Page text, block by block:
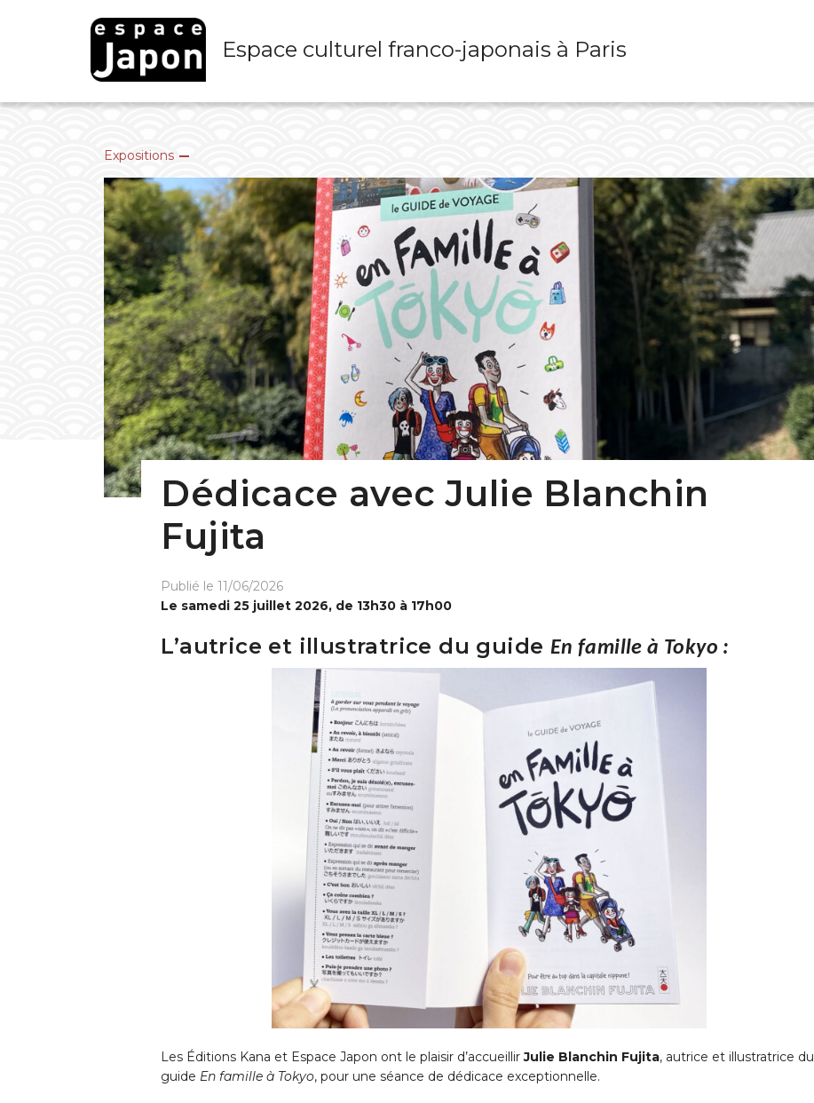
Espace culturel franco-japonais à Paris
Expositions
Dédicace avec Julie Blanchin
Fujita
Publié le 11/06/2026
Le samedi 25 juillet 2026, de 13h30 à 17h00
L’autrice et illustratrice du guide En famille à Tokyo :
Les Éditions Kana et Espace Japon ont le plaisir d’accueillirJulie Blanchin Fujita, autrice et illustratrice du
guide En famille à Tokyo, pour une séance de dédicace exceptionnelle.